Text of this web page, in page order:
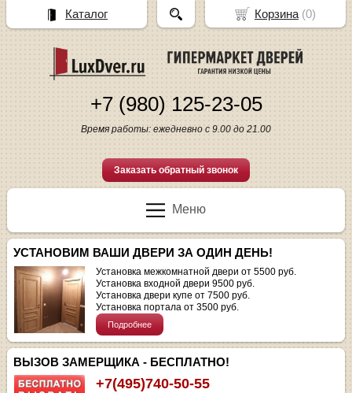
+7 (980) 125-23-05
Время работы: ежедневно с 9.00 до 21.00
Заказать обратный звонок
Меню
УСТАНОВИМ ВАШИ ДВЕРИ ЗА ОДИН ДЕНЬ!
Установка межкомнатной двери от 5500 руб.
Установка входной двери 9500 руб.
Установка двери купе от 7500 руб.
Установка портала от 3500 руб.
Подробнее
ВЫЗОВ ЗАМЕРЩИКА - БЕСПЛАТНО!
+7(495)740-50-55
Корзина(0)
Каталог